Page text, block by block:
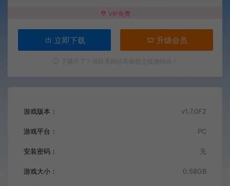
VIP免费
立即下载 升级会员
游戏版本： v1.7.0F2
游戏平台： PC
安装密码： 无
游戏大小： 0.58GB